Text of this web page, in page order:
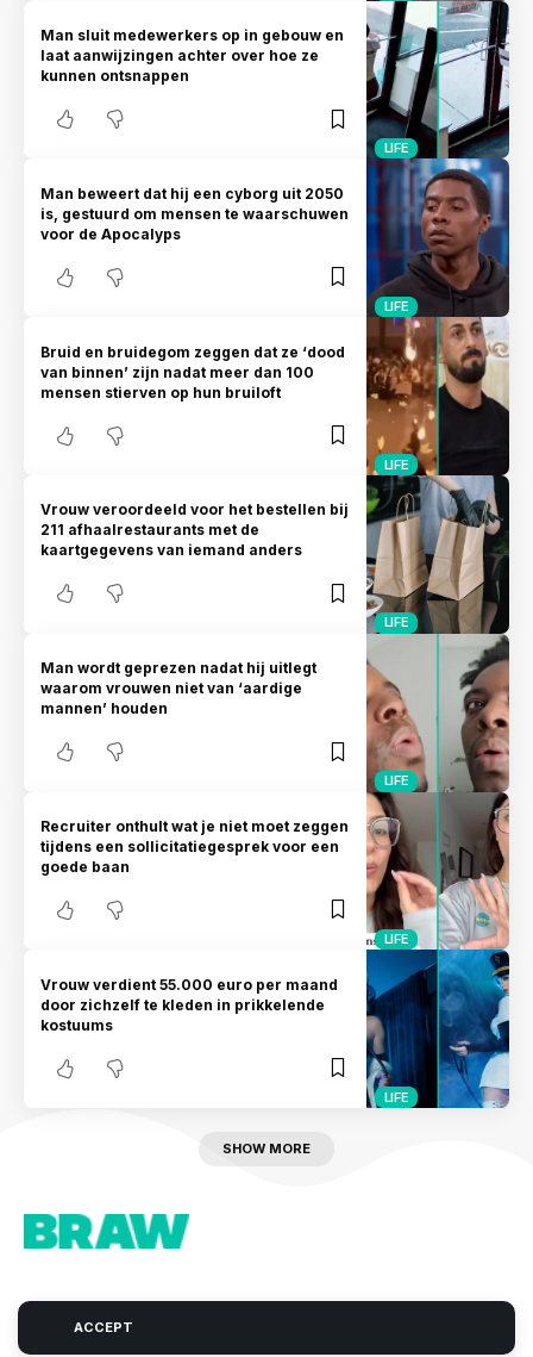
ACCEPT
LIFE
Man sluit medewerkers op in gebouw en
laat aanwijzingen achter over hoe ze
kunnen ontsnappen
LIFE
Man beweert dat hij een cyborg uit 2050
is, gestuurd om mensen te waarschuwen
voor de Apocalyps
LIFE
Bruid en bruidegom zeggen dat ze ‘dood
van binnen’ zijn nadat meer dan 100
mensen stierven op hun bruiloft
LIFE
Vrouw veroordeeld voor het bestellen bij
211 afhaalrestaurants met de
kaartgegevens van iemand anders
LIFE
Man wordt geprezen nadat hij uitlegt
waarom vrouwen niet van ‘aardige
mannen’ houden
LIFE
Recruiter onthult wat je niet moet zeggen
tijdens een sollicitatiegesprek voor een
goede baan
LIFE
Vrouw verdient 55.000 euro per maand
door zichzelf te kleden in prikkelende
kostuums
SHOW MORE